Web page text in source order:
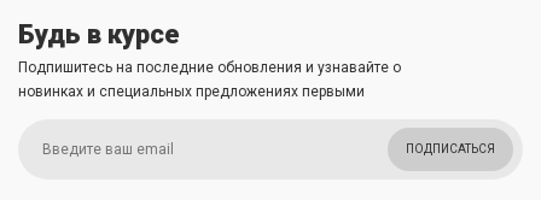
Будь в курсе
Подпишитесь на последние обновления и узнавайте о
новинках и специальных предложениях первыми
ПОДПИСАТЬСЯ